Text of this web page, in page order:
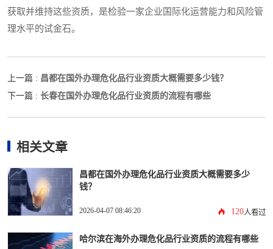
获取并维持这些资质，是检验一家企业国际化运营能力和风险管
理水平的试金石。
上一篇 : 昌都在国外办理危化品行业资质大概需要多少钱？
下一篇 : 长春在国外办理危化品行业资质的流程有哪些
相关文章
昌都在国外办理危化品行业资质大概需要多少
钱？
2026-04-07 08:46:20 120人看过
哈尔滨在海外办理危化品行业资质的流程有哪些